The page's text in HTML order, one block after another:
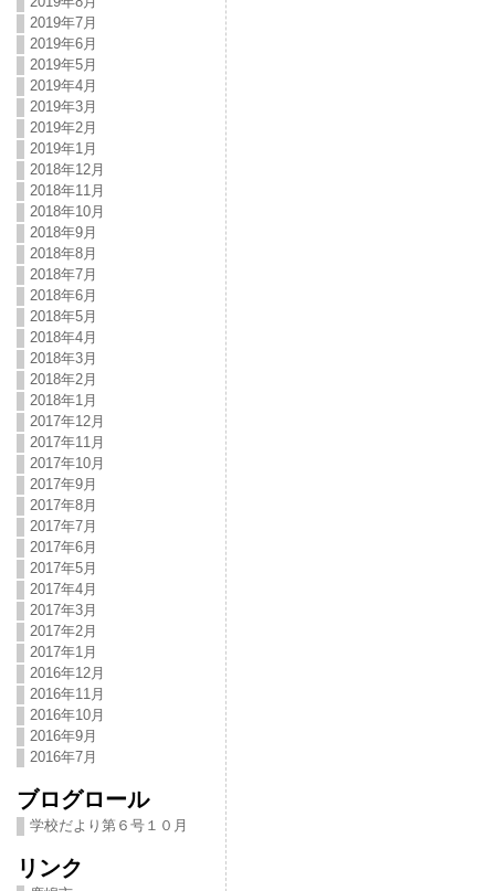
2019年7月
2019年6月
2019年5月
2019年4月
2019年3月
2019年2月
2019年1月
2018年12月
2018年11月
2018年10月
2018年9月
2018年8月
2018年7月
2018年6月
2018年5月
2018年4月
2018年3月
2018年2月
2018年1月
2017年12月
2017年11月
2017年10月
2017年9月
2017年8月
2017年7月
2017年6月
2017年5月
2017年4月
2017年3月
2017年2月
2017年1月
2016年12月
2016年11月
2016年10月
2016年9月
2016年7月
ブログロール
学校だより第６号１０月
リンク